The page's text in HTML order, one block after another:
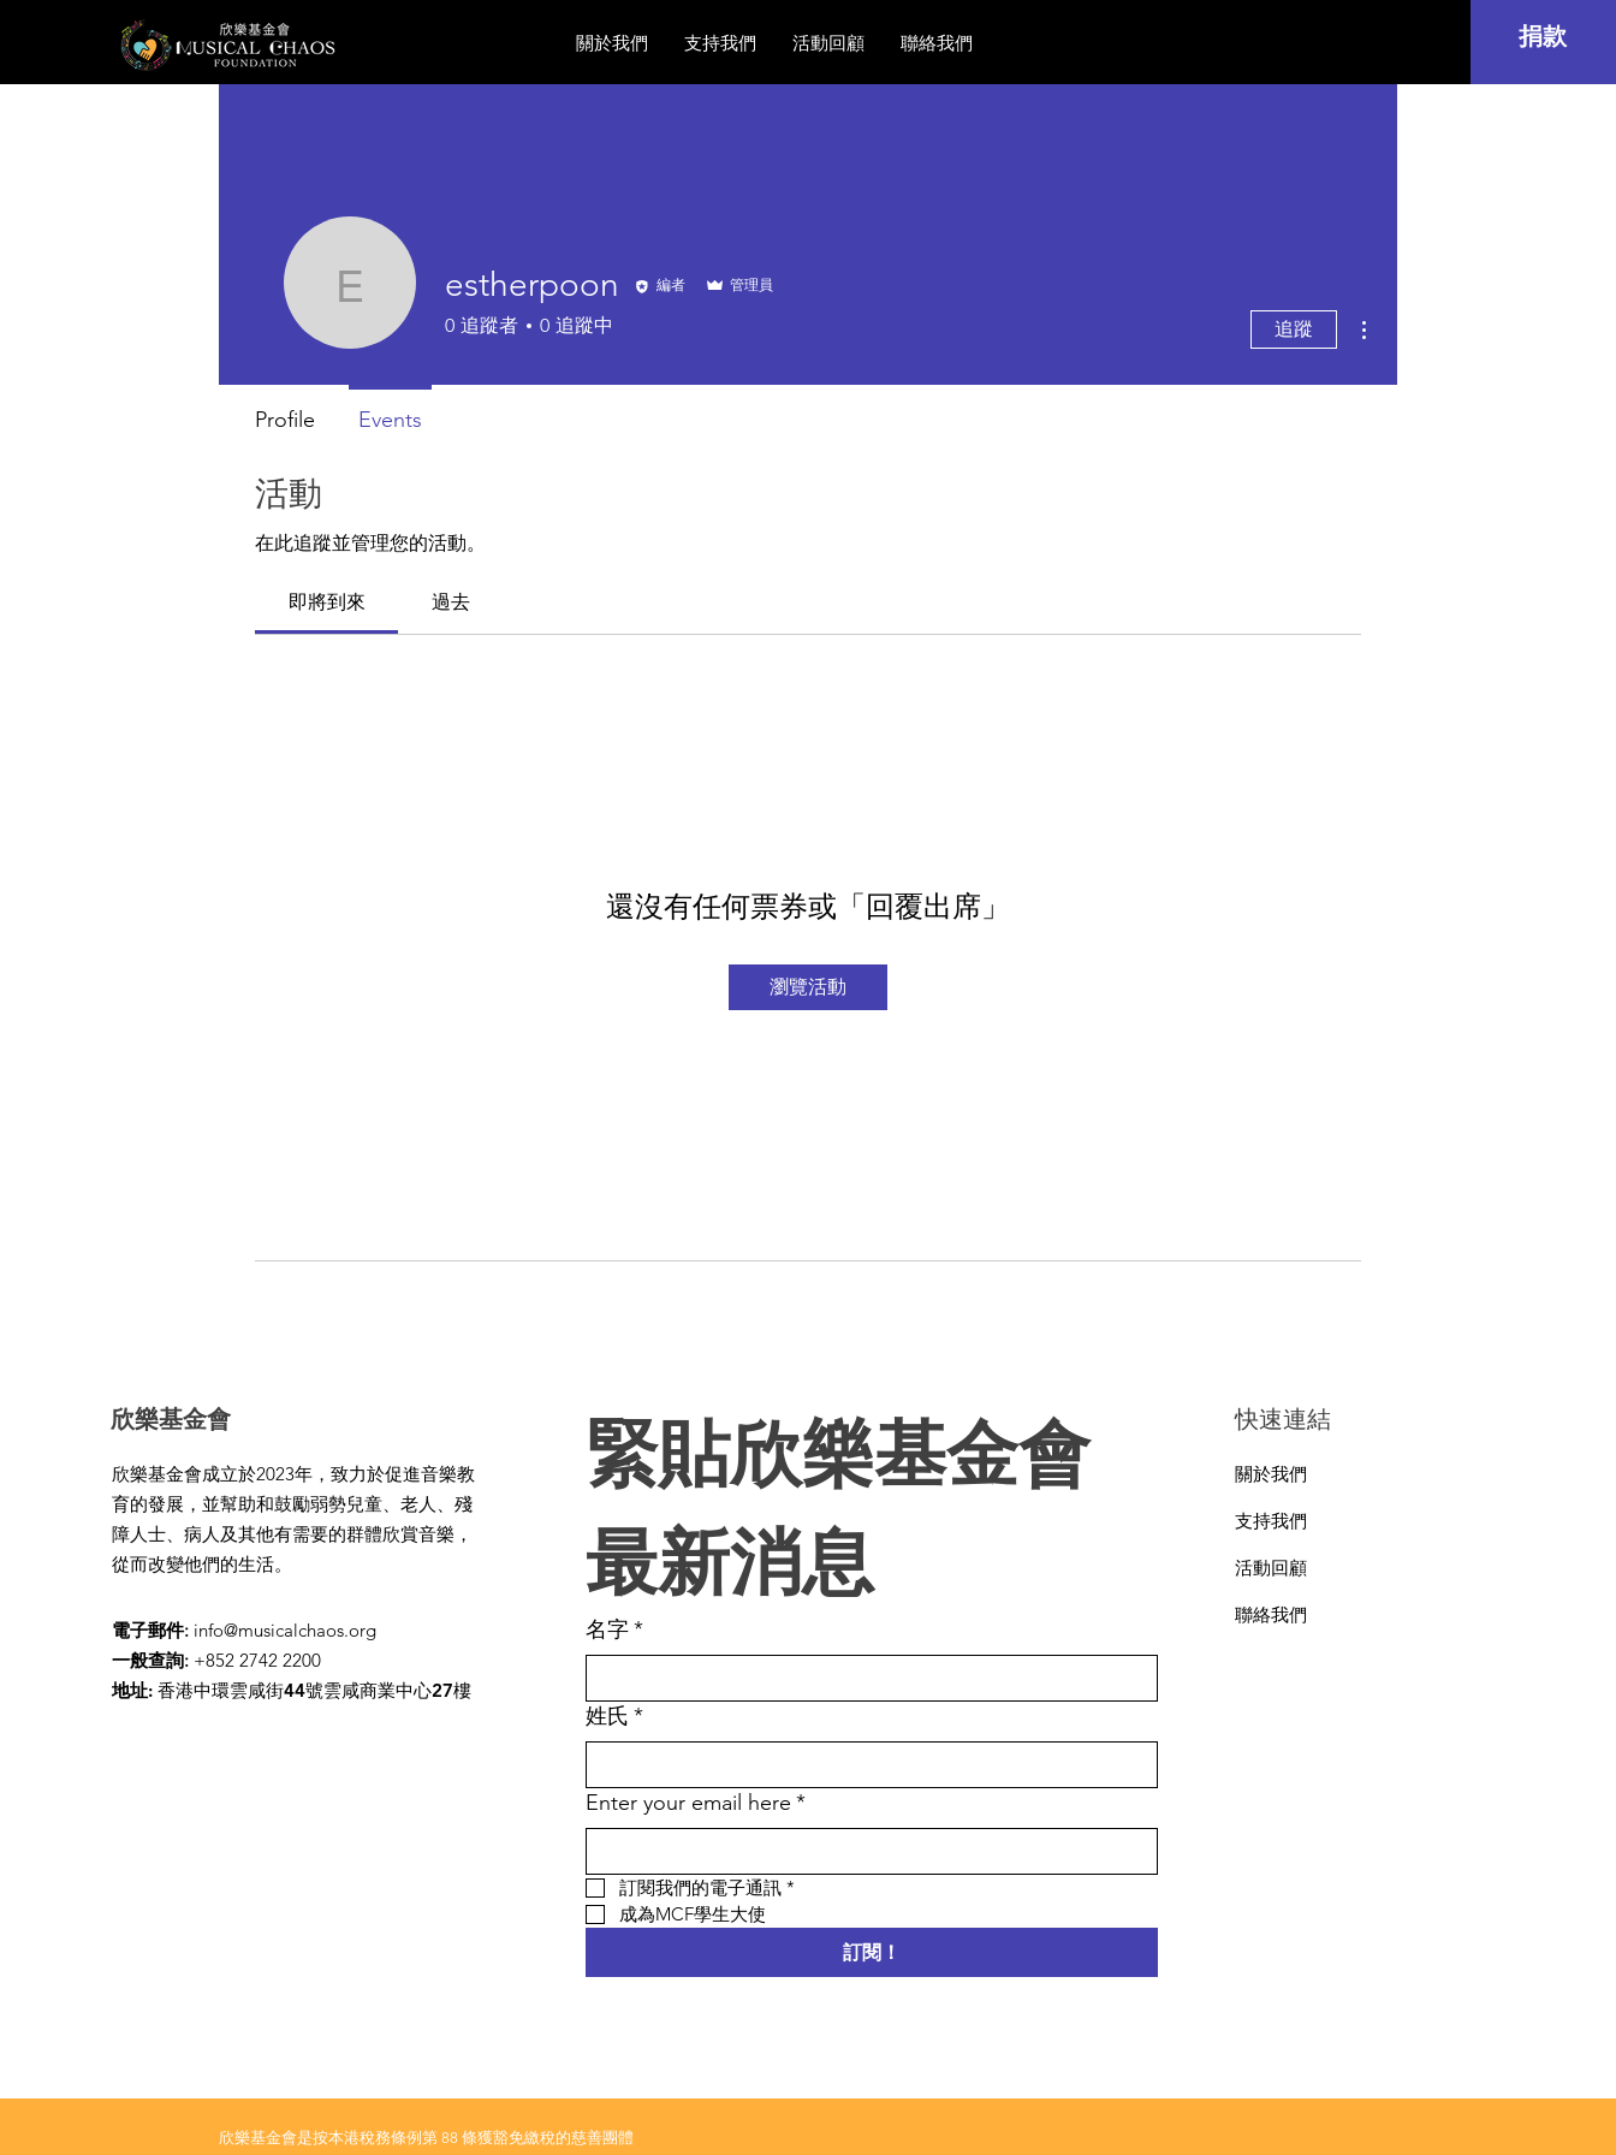
關於我們 支持我們 活動回顧 聯絡我們 捐款
活動
在此追蹤並管理您的活動。
即將到來 過去
還沒有任何票券或「回覆出席」
瀏覽活動
estherpoon
estherpoon 編者 管理員
0 追蹤者 0 追蹤中 追蹤
Profile Events
欣樂基金會
欣樂基金會成立於2023年，致力於促進音樂教
育的發展，並幫助和鼓勵弱勢兒童、老人、殘
障人士、病人及其他有需要的群體欣賞音樂，
從而改變他們的生活。
電子郵件: info@musicalchaos.org
一般查詢: +852 2742 2200
地址: 香港中環雲咸街44號雲咸商業中心27樓
緊貼欣樂基金會
最新消息
名字*
姓氏 *
Enter your email here *
訂閱我們的電子通訊 *
成為MCF學生大使
訂閱！
快速連結
關於我們
支持我們
活動回顧
聯絡我們
欣樂基金會是按本港稅務條例第 88 條獲豁免繳稅的慈善團體